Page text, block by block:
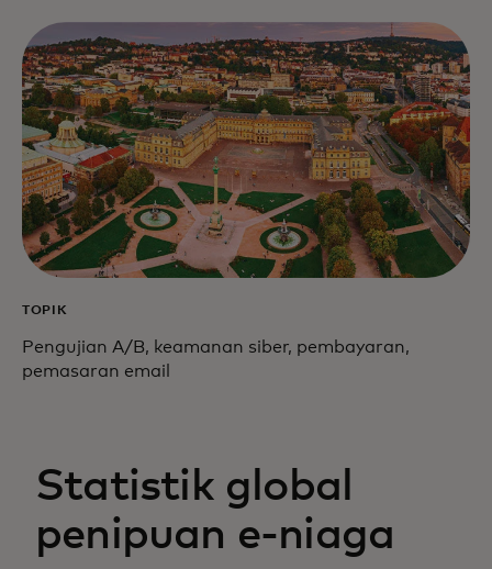
TOPIK
Pengujian A/B, keamanan siber, pembayaran,
pemasaran email
Statistik global
penipuan e-niaga